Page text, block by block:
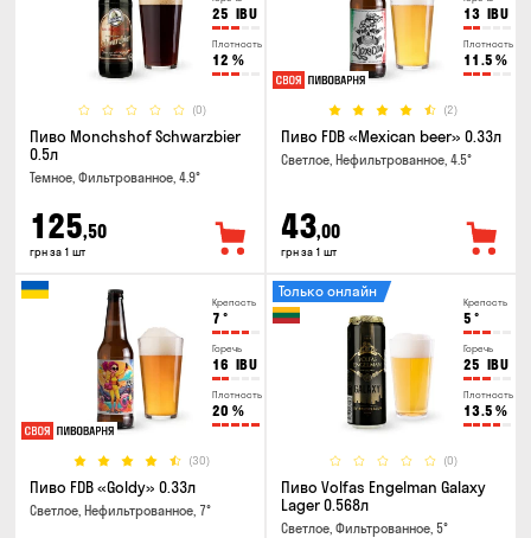
25 IBU
Плотность
12 %
(0)
Пиво Monchshof Schwarzbier
0.5л
Темное, Фильтрованное, 4.9°
125,50
грн за 1 шт
13 IBU
Плотность
11.5 %
(2)
Пиво FDB «Mexican beer» 0.33л
Светлое, Нефильтрованное, 4.5°
43,00
грн за 1 шт
Крепость
7 °
Горечь
16 IBU
Плотность
20 %
(30)
Пиво FDB «Goldy» 0.33л
Светлое, Нефильтрованное, 7°
Крепость
5 °
Горечь
25 IBU
Плотность
13.5 %
(0)
Только онлайн
Пиво Volfas Engelman Galaxy
Lager 0.568л
Светлое, Фильтрованное, 5°